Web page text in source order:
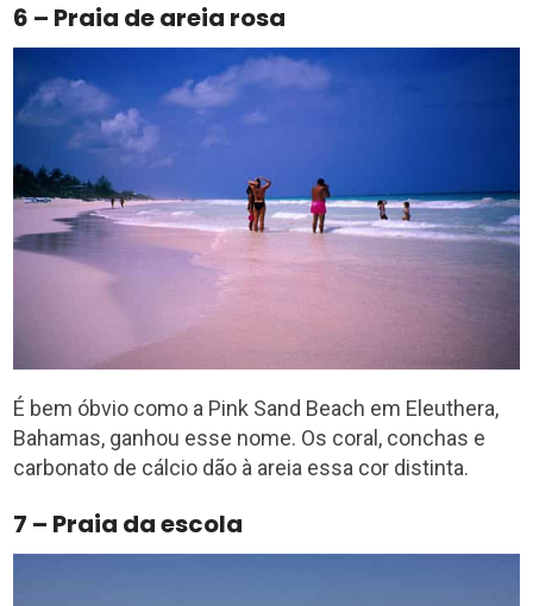
6 – Praia de areia rosa
É bem óbvio como a Pink Sand Beach em Eleuthera,
Bahamas, ganhou esse nome. Os coral, conchas e
carbonato de cálcio dão à areia essa cor distinta.
7 – Praia da escola